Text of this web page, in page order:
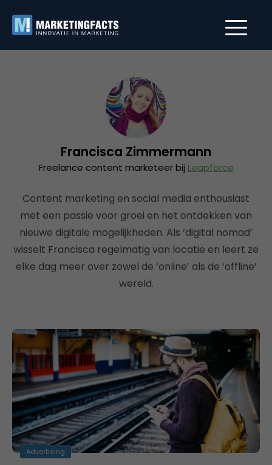
Francisca Zimmermann
Freelance content marketeer bij Leapforce
Content marketing en social media enthousiast
met een passie voor groei en het ontdekken van
nieuwe digitale mogelijkheden. Als ‘digital nomad’
wisselt Francisca regelmatig van locatie en leert ze
elke dag meer over zowel de ‘online’ als de ‘offline’
wereld.
Advertising